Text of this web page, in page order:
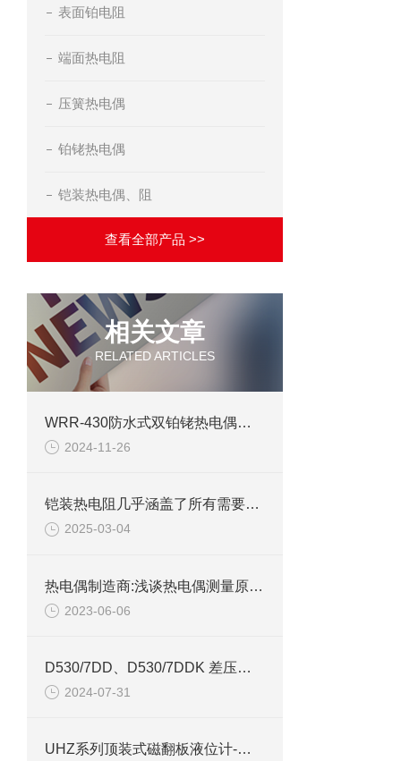
表面铂电阻
端面热电阻
压簧热电偶
铂铑热电偶
铠装热电偶、阻
查看全部产品 >>
相关文章
RELATED ARTICLES
WRR-430防水式双铂铑热电偶在工业生产过程中的运用
2024-11-26
铠装热电阻几乎涵盖了所有需要温度测量的工业领域
2025-03-04
热电偶制造商:浅谈热电偶测量原理及优点
2023-06-06
D530/7DD、D530/7DDK 差压控制器技术参数介绍
2024-07-31
UHZ系列顶装式磁翻板液位计-上海自动化五厂